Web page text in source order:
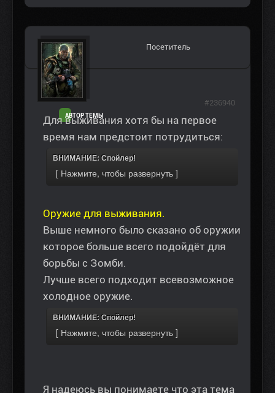
АВТОР ТЕМЫ
Посетитель
Для выживания хотя бы на первое
время нам предстоит потрудиться:
ВНИМАНИЕ: Спойлер!
Оружие для выживания.
Выше немного было сказано об оружии
которое больше всего подойдёт для
борьбы с Зомби.
Лучше всего подходит всевозможное
холодное оружие.
ВНИМАНИЕ: Спойлер!
Я надеюсь вы понимаете что эта тема
#236940